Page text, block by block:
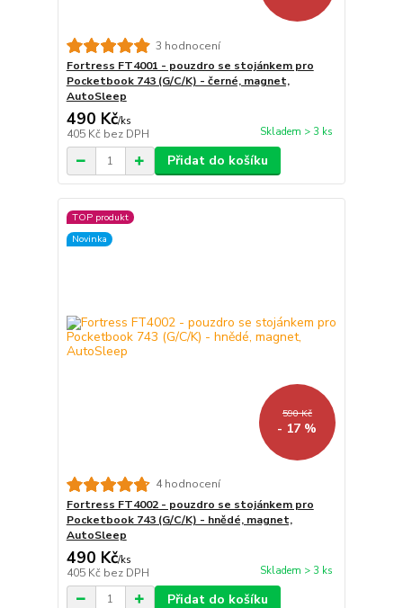
3 hodnocení
Fortress FT4001 - pouzdro se stojánkem pro
Pocketbook 743 (G/C/K) - černé, magnet,
AutoSleep
490 Kč/ks
405 Kč bez DPH Skladem > 3 ks
Přidat do košíku
TOP produkt
Novinka
590 Kč
- 17 %
4 hodnocení
Fortress FT4002 - pouzdro se stojánkem pro
Pocketbook 743 (G/C/K) - hnědé, magnet,
AutoSleep
490 Kč/ks
405 Kč bez DPH Skladem > 3 ks
Přidat do košíku